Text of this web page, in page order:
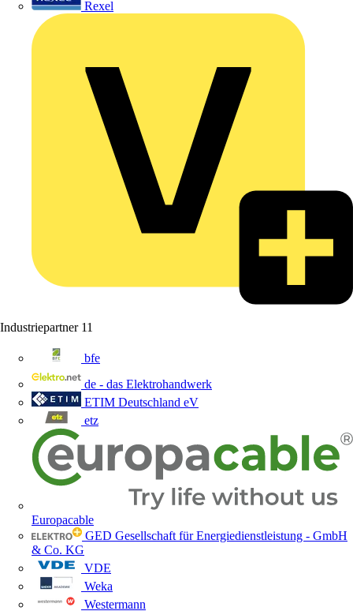
Rexel
Industriepartner 11
bfe
de - das Elektrohandwerk
ETIM Deutschland eV
etz
Europacable
GED Gesellschaft für Energiedienstleistung - GmbH
& Co. KG
VDE
Weka
Westermann